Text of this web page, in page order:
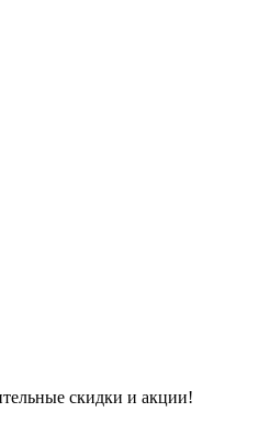
скидки и акции!